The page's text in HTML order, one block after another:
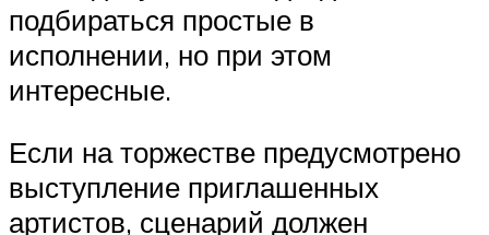
подбираться простые в
исполнении, но при этом
интересные.
Если на торжестве предусмотрено
выступление приглашенных
артистов, сценарий должен